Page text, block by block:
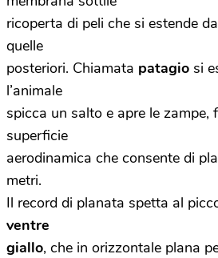
ricoperta di peli che si estende
quelle
posteriori. Chiamata patagio si
l’animale
spicca un salto e apre le zampe,
superficie
aerodinamica che consente di
metri.
Il record di planata spetta al
ventre
giallo, che in orizzontale plana